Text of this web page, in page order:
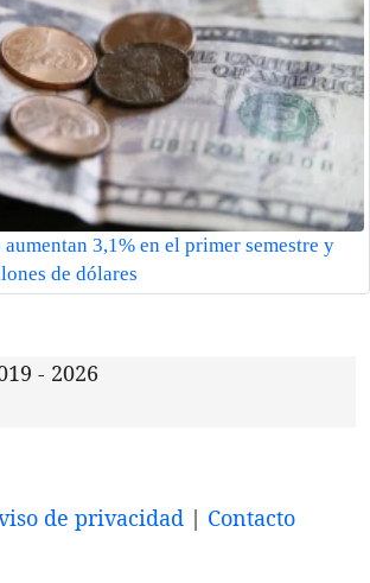
3,1% en el primer semestre y
de dólares
- 2026
de privacidad | Contacto